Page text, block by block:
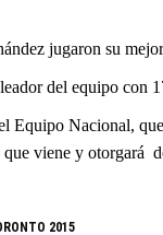
jugaron su
del equipo con
Equipo Nacional,
viene y otorgará
2015